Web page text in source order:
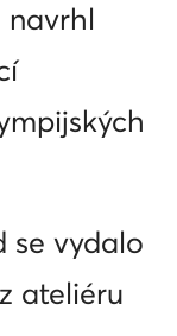
navrhl
se vydalo
ateliéru